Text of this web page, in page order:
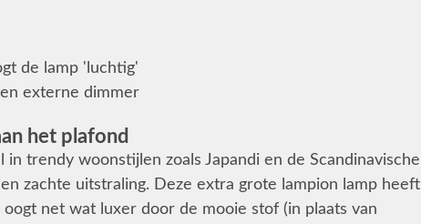
de lamp 'luchtig'
externe dimmer
het plafond
in trendy woonstijlen zoals Japandi en de Scandinavische
zachte uitstraling. Deze extra grote lampion lamp heeft
net wat luxer door de mooie stof (in plaats van